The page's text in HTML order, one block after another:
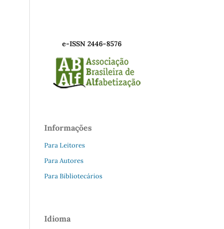
e-ISSN 2446-8576
Informações
Para Leitores
Para Autores
Para Bibliotecários
Idioma